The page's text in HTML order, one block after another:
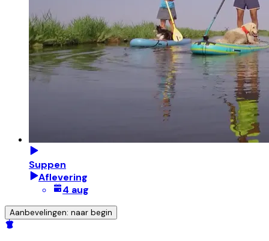
Suppen
Aflevering
4 aug
Aanbevelingen: naar begin